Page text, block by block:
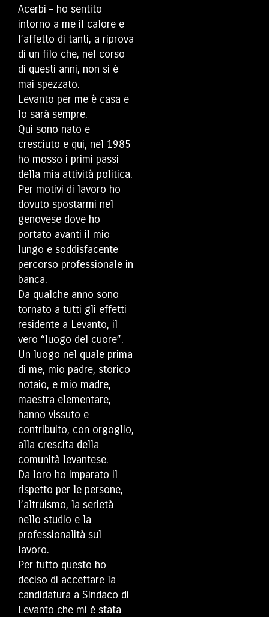
Acerbi – ho sentito
intorno a me il calore e
l’affetto di tanti, a riprova
di un filo che, nel corso
di questi anni, non si è
mai spezzato.
Levanto per me è casa e
lo sarà sempre.
Qui sono nato e
cresciuto e qui, nel 1985
ho mosso i primi passi
della mia attività politica.
Per motivi di lavoro ho
dovuto spostarmi nel
genovese dove ho
portato avanti il mio
lungo e soddisfacente
percorso professionale in
banca.
Da qualche anno sono
tornato a tutti gli effetti
residente a Levanto, il
vero “luogo del cuore”.
Un luogo nel quale prima
di me, mio padre, storico
notaio, e mio madre,
maestra elementare,
hanno vissuto e
contribuito, con orgoglio,
alla crescita della
comunità levantese.
Da loro ho imparato il
rispetto per le persone,
l’altruismo, la serietà
nello studio e la
professionalità sul
lavoro.
Per tutto questo ho
deciso di accettare la
candidatura a Sindaco di
Levanto che mi è stata